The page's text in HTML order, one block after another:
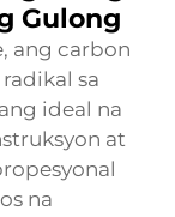
Gulong
ang carbon
sa
ideal na
at
na